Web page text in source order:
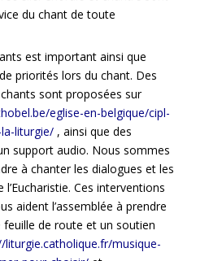
du chant de toute
est important ainsi que
priorités lors du chant. Des
sont proposées sur
eglise-en-belgique/cipl-
liturgie/, ainsi que des
support audio. Nous sommes
à chanter les dialogues et les
Ces interventions
aident l’assemblée à prendre
feuille de route et un soutien
liturgie.catholique.fr/musique-